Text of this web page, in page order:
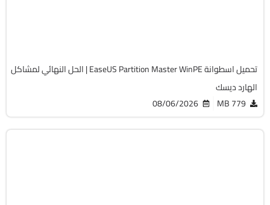
تحميل اسطوانة EaseUS Partition Master WinPE | الحل النهائي لمشاكل
الهارد ديسك
779 MB
08/06/2026